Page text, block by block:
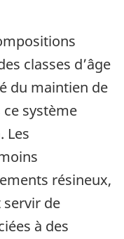
classes d’âge
du maintien de
système
Les
résineux,
de
à des